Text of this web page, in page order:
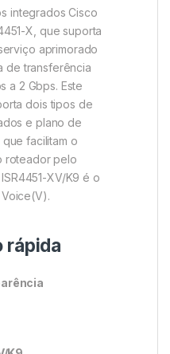
integrados Cisco
X, que suporta
aprimorado
de transferência
a 2 Gbps. Este
dois tipos de
e plano de
facilitam o
roteador pelo
XV/K9 é o
rápida